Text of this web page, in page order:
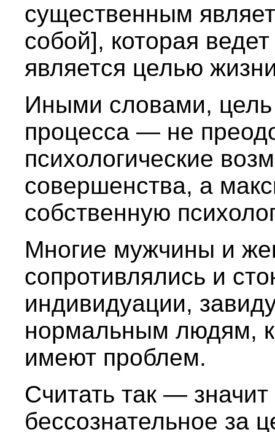
существенным
собой], которая
является целью
Иными словами, цель
процесса — не
психологические
совершенства, а
собственную
Многие мужчины и
сопротивлялись и
индивидуации,
нормальным людям,
имеют проблем.
Считать так —
бессознательное за